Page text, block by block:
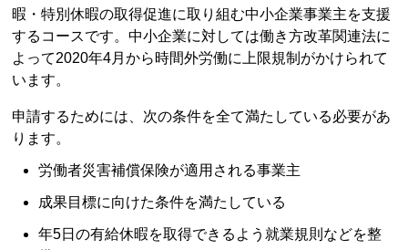
暇・特別休暇の取得促進に取り組む中小企業事業主を支援
するコースです。中小企業に対しては働き方改革関連法に
よって2020年4月から時間外労働に上限規制がかけられて
います。
申請するためには、次の条件を全て満たしている必要があ
ります。
労働者災害補償保険が適用される事業主
成果目標に向けた条件を満たしている
年5日の有給休暇を取得できるよう就業規則などを整